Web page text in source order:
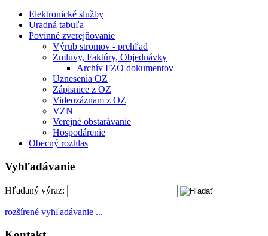
Elektronické služby
Uradná tabuľa
Povinné zverejňovanie
Výrub stromov - prehľad
Zmluvy, Faktúry, Objednávky
Archív FZO dokumentov
Uznesenia OZ
Zápisnice z OZ
Videozáznam z OZ
VZN
Verejné obstarávanie
Hospodárenie
Obecný rozhlas
Vyhľadávanie
Hľadaný výraz:
rozšírené vyhľadávanie ...